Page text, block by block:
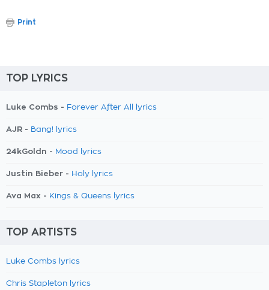
Print
TOP LYRICS
Luke Combs - Forever After All lyrics
AJR - Bang! lyrics
24kGoldn - Mood lyrics
Justin Bieber - Holy lyrics
Ava Max - Kings & Queens lyrics
TOP ARTISTS
Luke Combs lyrics
Chris Stapleton lyrics